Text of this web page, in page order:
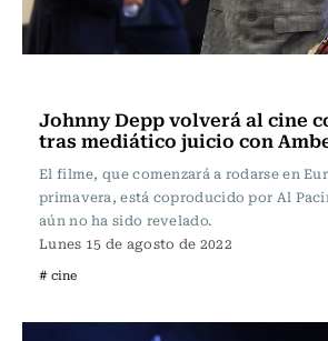
Johnny Depp volverá al cine
tras mediático juicio con
El filme, que comenzará a rodarse en
primavera, está coproducido por Al
aún no ha sido revelado.
Lunes 15 de agosto de 2022
# cine